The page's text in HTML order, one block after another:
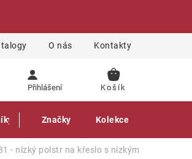
O nás Kontakty
Přihlášení
NÁKUPNÍ
Gastro produkty
Značky Kolekce
- nízký polstr na křeslo s nízkým